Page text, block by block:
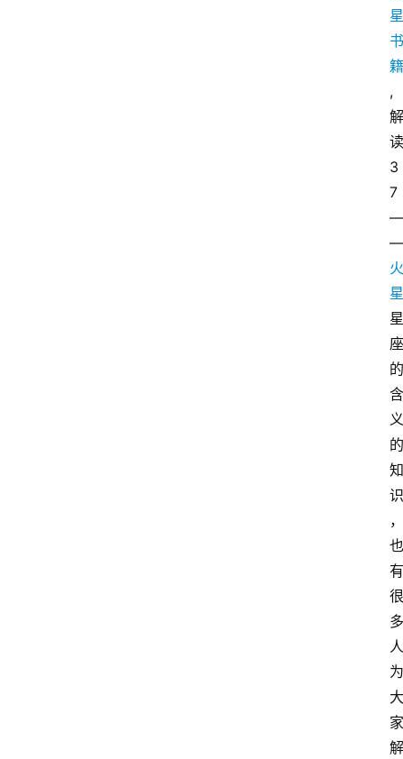
星
书
籍
,
解
读
3
7
—
—
火
星
星
座
的
含
义
的
知
识
，
也
有
很
多
人
为
大
家
解